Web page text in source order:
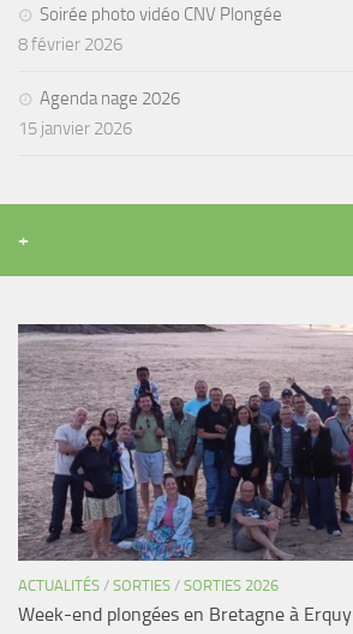
Soirée photo vidéo CNV Plongée
8 février 2026
Agenda nage 2026
15 janvier 2026
+
ACTUALITÉS / SORTIES / SORTIES 2026
Week-end plongées en Bretagne à Erquy